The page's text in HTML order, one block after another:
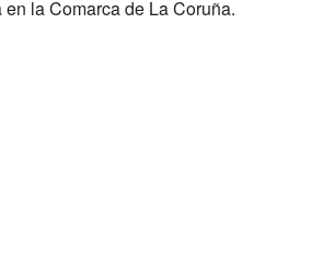
la Comarca de La Coruña.